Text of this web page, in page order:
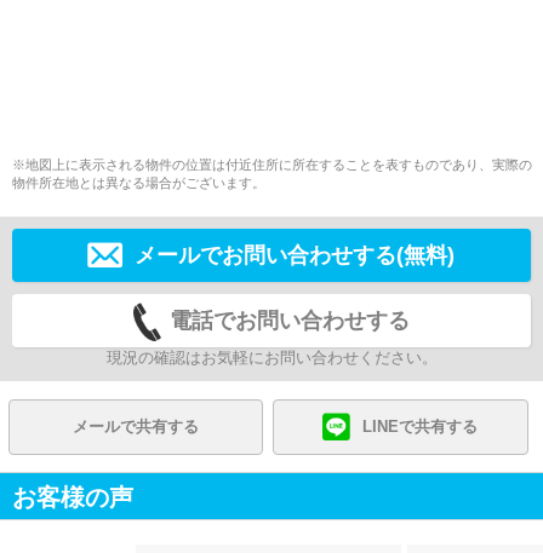
※地図上に表示される物件の位置は付近住所に所在することを表すものであり、実際の
物件所在地とは異なる場合がございます。
メールでお問い合わせする(無料)
電話でお問い合わせする
現況の確認はお気軽にお問い合わせください。
メールで共有する LINEで共有する
お客様の声